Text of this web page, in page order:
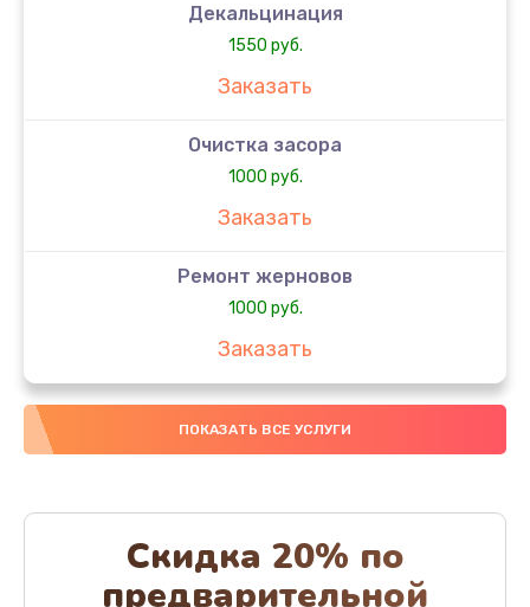
Декальцинация
1550 руб.
Заказать
Очистка засора
1000 руб.
Заказать
Ремонт жерновов
1000 руб.
Заказать
Замена колец
1250 руб.
Замена скобок
1250 руб.
ПОКАЗАТЬ ВСЕ УСЛУГИ
Скидка 20% по
предварительной